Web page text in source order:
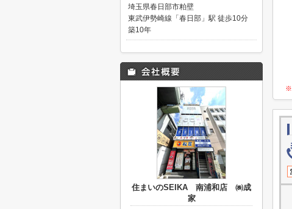
※
埼玉県春日部市粕壁
東武伊勢崎線「春日部」駅 徒歩10分
築10年
住まいのSEIKA 南浦和店 ㈱成
家